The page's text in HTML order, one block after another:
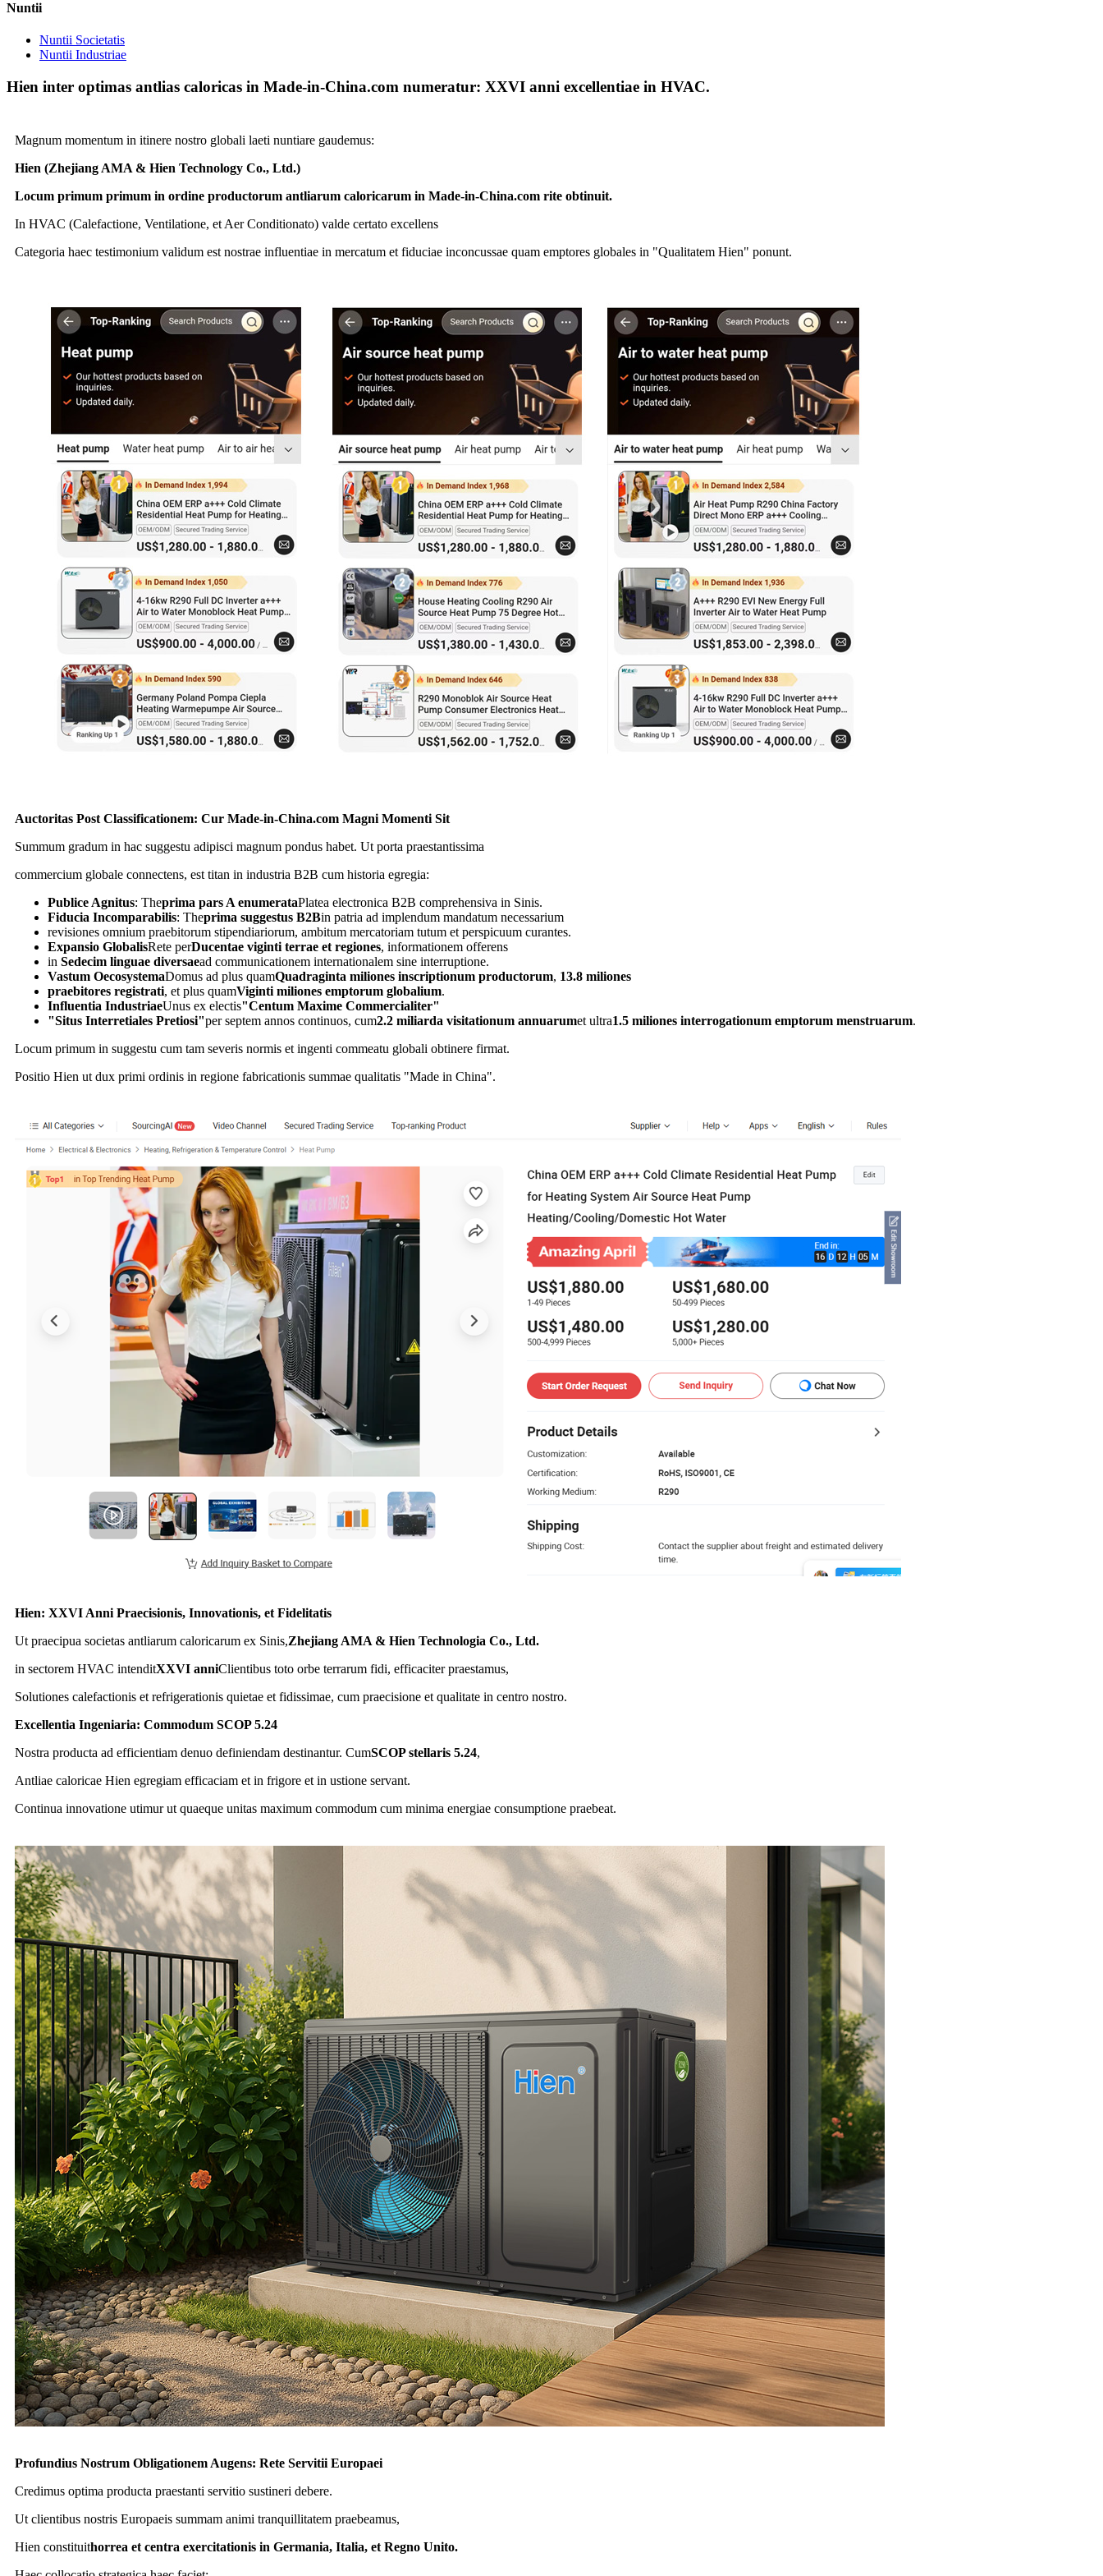
Nuntii
Nuntii Societatis
Nuntii Industriae
Hien inter optimas antlias caloricas in Made-in-China.com numeratur: XXVI anni excellentiae in HVAC.
Magnum momentum in itinere nostro globali laeti nuntiare gaudemus:
Hien (Zhejiang AMA & Hien Technology Co., Ltd.)
Locum primum primum in ordine productorum antliarum caloricarum in Made-in-China.com rite obtinuit.
In HVAC (Calefactione, Ventilatione, et Aer Conditionato) valde certato excellens
Categoria haec testimonium validum est nostrae influentiae in mercatum et fiduciae inconcussae quam emptores globales in "Qualitatem Hien" ponunt.
Auctoritas Post Classificationem: Cur Made-in-China.com Magni Momenti Sit
Summum gradum in hac suggestu adipisci magnum pondus habet. Ut porta praestantissima
commercium globale connectens, est titan in industria B2B cum historia egregia:
Publice Agnitus: Theprima pars A enumerataPlatea electronica B2B comprehensiva in Sinis.
Fiducia Incomparabilis: Theprima suggestus B2Bin patria ad implendum mandatum necessarium
revisiones omnium praebitorum stipendiariorum, ambitum mercatoriam tutum et perspicuum curantes.
Expansio GlobalisRete perDucentae viginti terrae et regiones, informationem offerens
in Sedecim linguae diversaead communicationem internationalem sine interruptione.
Vastum OecosystemaDomus ad plus quamQuadraginta miliones inscriptionum productorum, 13.8 miliones
praebitores registrati, et plus quamViginti miliones emptorum globalium.
Influentia IndustriaeUnus ex electis"Centum Maxime Commercialiter"
"Situs Interretiales Pretiosi"per septem annos continuos, cum2.2 miliarda visitationum annuarumet ultra1.5 miliones interrogationum emptorum menstruarum.
Locum primum in suggestu cum tam severis normis et ingenti commeatu globali obtinere firmat.
Positio Hien ut dux primi ordinis in regione fabricationis summae qualitatis "Made in China".
Hien: XXVI Anni Praecisionis, Innovationis, et Fidelitatis
Ut praecipua societas antliarum caloricarum ex Sinis,Zhejiang AMA & Hien Technologia Co., Ltd.
in sectorem HVAC intenditXXVI anniClientibus toto orbe terrarum fidi, efficaciter praestamus,
Solutiones calefactionis et refrigerationis quietae et fidissimae, cum praecisione et qualitate in centro nostro.
Excellentia Ingeniaria: Commodum SCOP 5.24
Nostra producta ad efficientiam denuo definiendam destinantur. CumSCOP stellaris 5.24,
Antliae caloricae Hien egregiam efficaciam et in frigore et in ustione servant.
Continua innovatione utimur ut quaeque unitas maximum commodum cum minima energiae consumptione praebeat.
Profundius Nostrum Obligationem Augens: Rete Servitii Europaei
Credimus optima producta praestanti servitio sustineri debere.
Ut clientibus nostris Europaeis summam animi tranquillitatem praebeamus,
Hien constituithorrea et centra exercitationis in Germania, Italia, et Regno Unito.